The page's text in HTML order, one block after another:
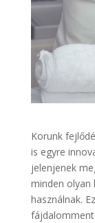
Korunk
is egyre
jelenjenek
minden olyan
használnak.